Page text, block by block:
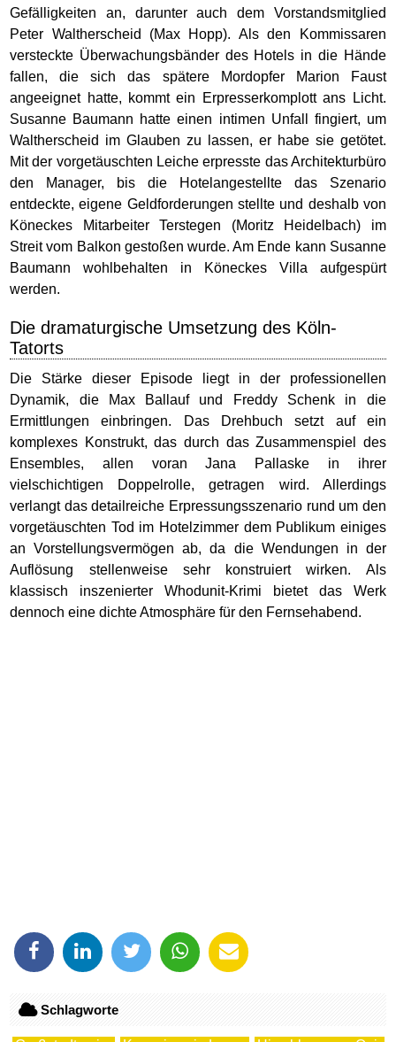
Gefälligkeiten an, darunter auch dem Vorstandsmitglied
Peter Waltherscheid (Max Hopp). Als den Kommissaren
versteckte Überwachungsbänder des Hotels in die Hände
fallen, die sich das spätere Mordopfer Marion Faust
angeeignet hatte, kommt ein Erpresserkomplott ans Licht.
Susanne Baumann hatte einen intimen Unfall fingiert, um
Waltherscheid im Glauben zu lassen, er habe sie getötet.
Mit der vorgetäuschten Leiche erpresste das Architekturbüro
den Manager, bis die Hotelangestellte das Szenario
entdeckte, eigene Geldforderungen stellte und deshalb von
Köneckes Mitarbeiter Terstegen (Moritz Heidelbach) im
Streit vom Balkon gestoßen wurde. Am Ende kann Susanne
Baumann wohlbehalten in Köneckes Villa aufgespürt
werden.
Die dramaturgische Umsetzung des Köln-
Tatorts
Die Stärke dieser Episode liegt in der professionellen
Dynamik, die Max Ballauf und Freddy Schenk in die
Ermittlungen einbringen. Das Drehbuch setzt auf ein
komplexes Konstrukt, das durch das Zusammenspiel des
Ensembles, allen voran Jana Pallaske in ihrer
vielschichtigen Doppelrolle, getragen wird. Allerdings
verlangt das detailreiche Erpressungsszenario rund um den
vorgetäuschten Tod im Hotelzimmer dem Publikum einiges
an Vorstellungsvermögen ab, da die Wendungen in der
Auflösung stellenweise sehr konstruiert wirken. Als
klassisch inszenierter Whodunit-Krimi bietet das Werk
dennoch eine dichte Atmosphäre für den Fernsehabend.
Schlagworte